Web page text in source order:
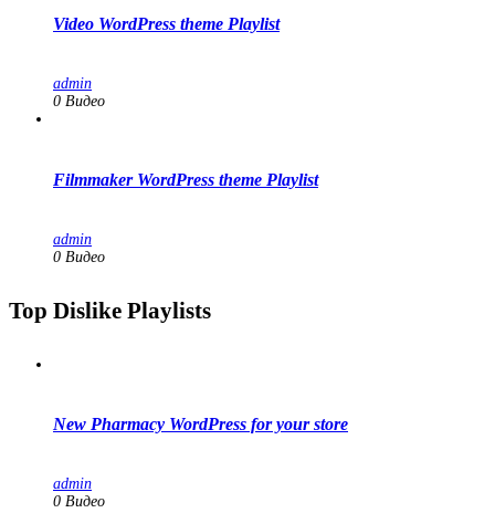
Video WordPress theme Playlist
admin
0 Видео
Filmmaker WordPress theme Playlist
admin
0 Видео
Top Dislike Playlists
New Pharmacy WordPress for your store
admin
0 Видео